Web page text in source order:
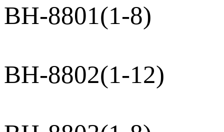
BH-8801(1-8)
BH-8802(1-12)